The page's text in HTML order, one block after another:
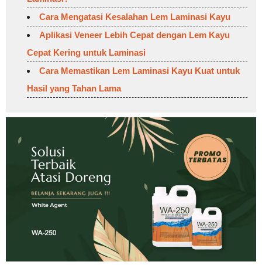
Cara Mengatasi Kesalahan Lem Laminasi Kayu
Aplikasi Veneer Lebih Cepat dengan Lem Kayu
Cepat Kering untuk Laminasi
Cara Memastikan Lem Laminasi Kayu Kuat untuk
Hasil yang Tahan Lama